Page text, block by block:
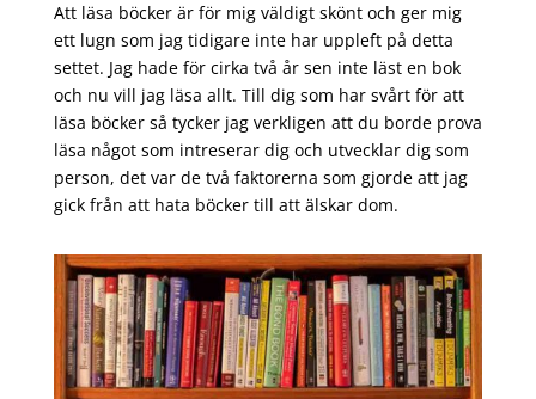
Att läsa böcker är för mig väldigt skönt och ger mig
ett lugn som jag tidigare inte har uppleft på detta
settet. Jag hade för cirka två år sen inte läst en bok
och nu vill jag läsa allt. Till dig som har svårt för att
läsa böcker så tycker jag verkligen att du borde prova
läsa något som intreserar dig och utvecklar dig som
person, det var de två faktorerna som gjorde att jag
gick från att hata böcker till att älskar dom.